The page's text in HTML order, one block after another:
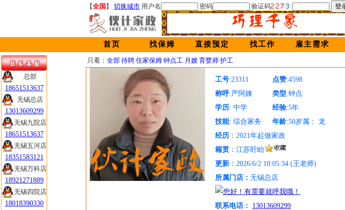
【全国 】 切换城市 用户名 密码 验证码
首页 找保姆 直接预定 找工作 雇主需求
只看： 全部 待聘 住家保姆 钟点工 月嫂 育婴师 护工
工号:23311 点赞:4598
称呼:严阿姨 类型:钟点
学历: 中学 经验:5年
技能: 综合家务 年龄:50岁属： 龙
经历 ：2021年起做家政
籍贯 ：江苏盱眙
更新 ：2026/6/2 10:05:34 (王老师)
所属门店： 无锡总店
联系电话：
13013609299
总部
18651513637
无锡总店
13013609299
无锡九院店
18651513637
无锡五河店
18351583121
无锡万科店
18921271889
无锡四院店
18018390330
总部
18651513637
无锡总店
13013609299
无锡九院店
18651513637
无锡五河店
18351583121
无锡万科店
18921271889
无锡四院店
18018390330